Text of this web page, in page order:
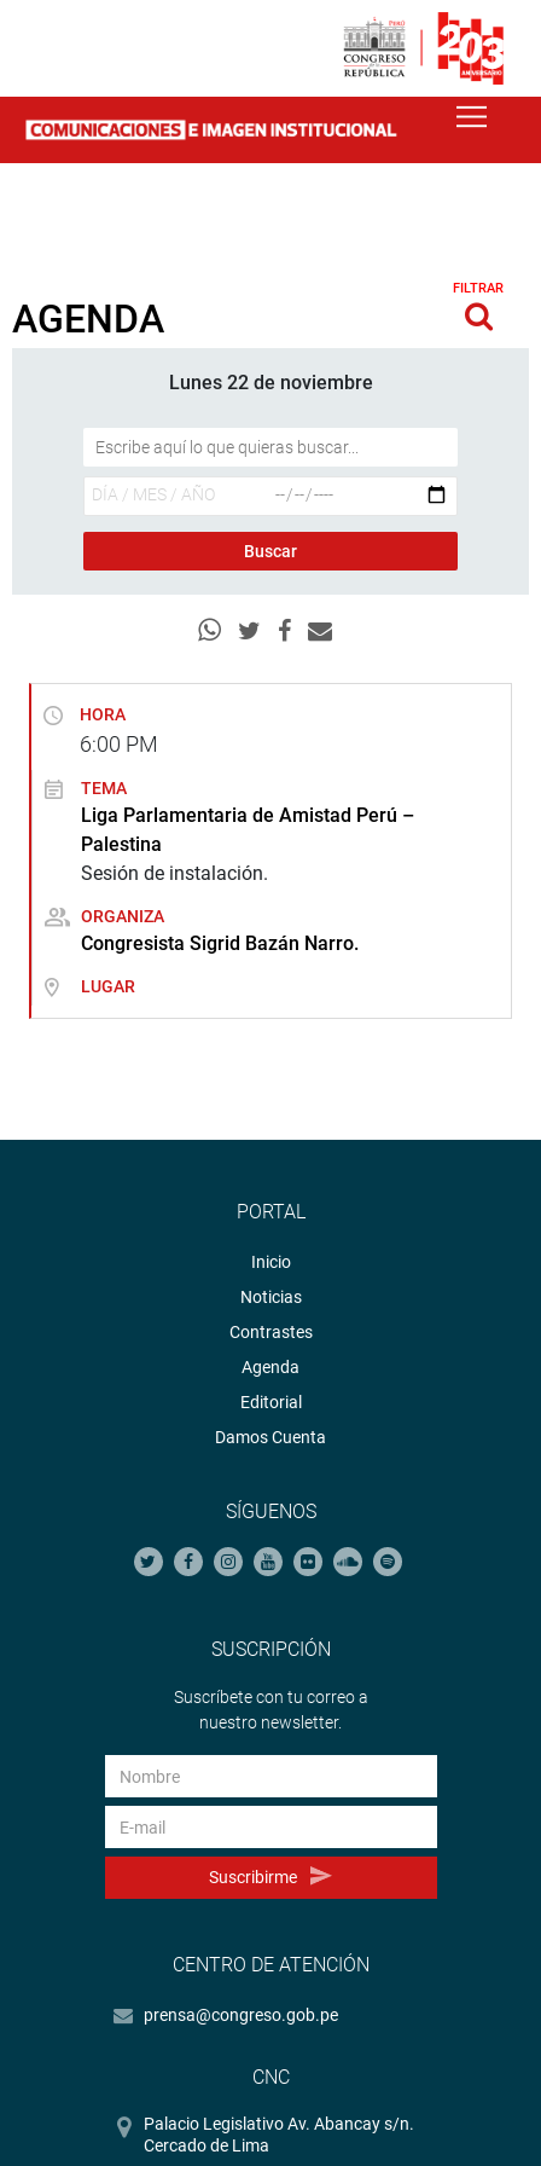
AGENDA
FILTRAR
Lunes 22 de noviembre
HORA
6:00 PM
TEMA
Liga Parlamentaria de Amistad Perú –
Palestina
Sesión de instalación.
ORGANIZA
Congresista Sigrid Bazán Narro.
LUGAR
PORTAL
Inicio
Noticias
Contrastes
Agenda
Editorial
Damos Cuenta
SÍGUENOS
SUSCRIPCIÓN
Suscríbete con tu correo a
nuestro newsletter.
Suscribirme
CENTRO DE ATENCIÓN
prensa@congreso.gob.pe
CNC
Palacio Legislativo Av. Abancay s/n.
Cercado de Lima